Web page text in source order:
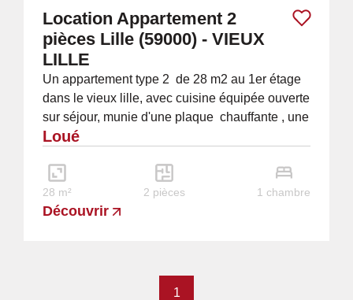
Location Appartement 2
pièces Lille (59000) - VIEUX
LILLE
Un appartement type 2 de 28 m2 au 1er étage
dans le vieux lille, avec cuisine équipée ouverte
sur séjour, munie d'une plaque chauffante , une
hotte , un four , et un...
Loué
28 m² 2 pièces 1 chambre
Découvrir
1